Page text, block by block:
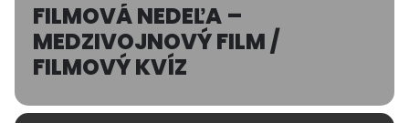
FILMOVÁ NEDEĽA –
MEDZIVOJNOVÝ FILM /
FILMOVÝ KVÍZ